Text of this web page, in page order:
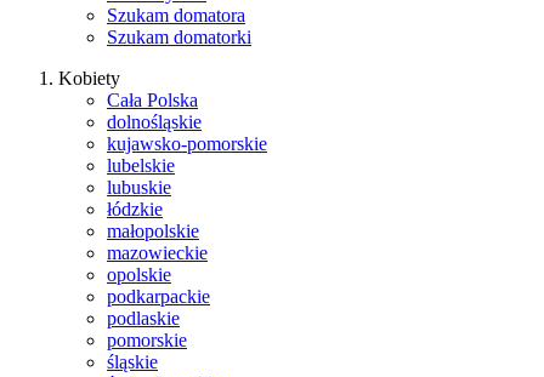
Szukam domatora
Szukam domatorki
Kobiety
Cała Polska
dolnośląskie
kujawsko-pomorskie
lubelskie
lubuskie
łódzkie
małopolskie
mazowieckie
opolskie
podkarpackie
podlaskie
pomorskie
śląskie